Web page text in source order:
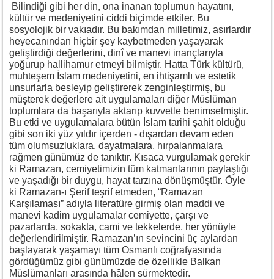
Bilindiği gibi her din, ona inanan toplumun hayatını,
kültür ve medeniyetini ciddi biçimde etkiler. Bu
sosyolojik bir vakıadır. Bu bakımdan milletimiz, asırlardır
heyecanından hiçbir şey kaybetmeden yaşayarak
geliştirdiği değerlerini, dinî ve manevi inançlarıyla
yoğurup hallihamur etmeyi bilmiştir. Hatta Türk kültürü,
muhteşem İslam medeniyetini, en ihtişamlı ve estetik
unsurlarla besleyip geliştirerek zenginleştirmiş, bu
müşterek değerlere ait uygulamaları diğer Müslüman
toplumlara da başarıyla aktarıp kuvvetle benimsetmiştir.
Bu etki ve uygulamalara bütün İslam tarihi şahit olduğu
gibi son iki yüz yıldır içerden - dışardan devam eden
tüm olumsuzluklara, dayatmalara, hırpalanmalara
rağmen günümüz de tanıktır. Kısaca vurgulamak gerekir
ki Ramazan, cemiyetimizin tüm katmanlarının paylaştığı
ve yaşadığı bir duygu, hayat tarzına dönüşmüştür. Öyle
ki Ramazan-ı Şerif teşrif etmeden, “Ramazan
Karşılaması” adıyla literatüre girmiş olan maddi ve
manevi kadim uygulamalar cemiyette, çarşı ve
pazarlarda, sokakta, cami ve tekkelerde, her yönüyle
değerlendirilmiştir. Ramazan’ın sevincini üç aylardan
başlayarak yaşamayı tüm Osmanlı coğrafyasında
gördüğümüz gibi günümüzde de özellikle Balkan
Müslümanları arasında hâlen sürmektedir.